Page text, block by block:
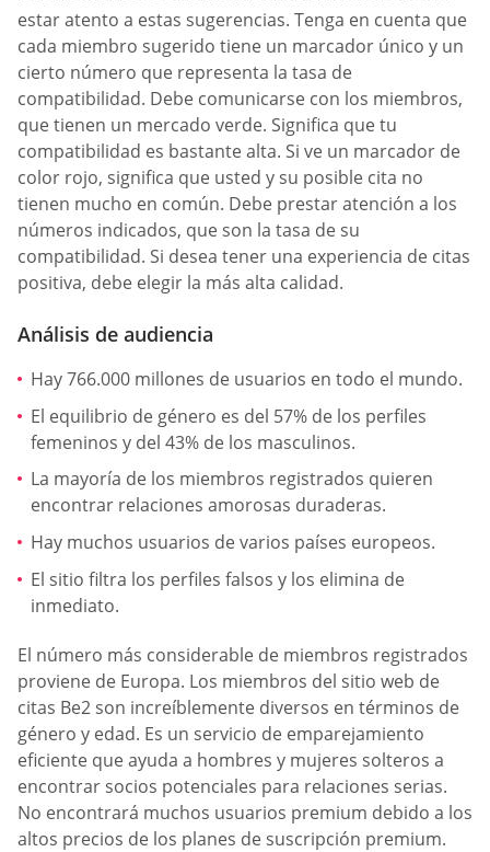
estar atento a estas sugerencias. Tenga en cuenta que
cada miembro sugerido tiene un marcador único y un
cierto número que representa la tasa de
compatibilidad. Debe comunicarse con los miembros,
que tienen un mercado verde. Significa que tu
compatibilidad es bastante alta. Si ve un marcador de
color rojo, significa que usted y su posible cita no
tienen mucho en común. Debe prestar atención a los
números indicados, que son la tasa de su
compatibilidad. Si desea tener una experiencia de citas
positiva, debe elegir la más alta calidad.
Análisis de audiencia
Hay 766.000 millones de usuarios en todo el mundo.
El equilibrio de género es del 57% de los perfiles
femeninos y del 43% de los masculinos.
La mayoría de los miembros registrados quieren
encontrar relaciones amorosas duraderas.
Hay muchos usuarios de varios países europeos.
El sitio filtra los perfiles falsos y los elimina de
inmediato.
El número más considerable de miembros registrados
proviene de Europa. Los miembros del sitio web de
citas Be2 son increíblemente diversos en términos de
género y edad. Es un servicio de emparejamiento
eficiente que ayuda a hombres y mujeres solteros a
encontrar socios potenciales para relaciones serias.
No encontrará muchos usuarios premium debido a los
altos precios de los planes de suscripción premium.